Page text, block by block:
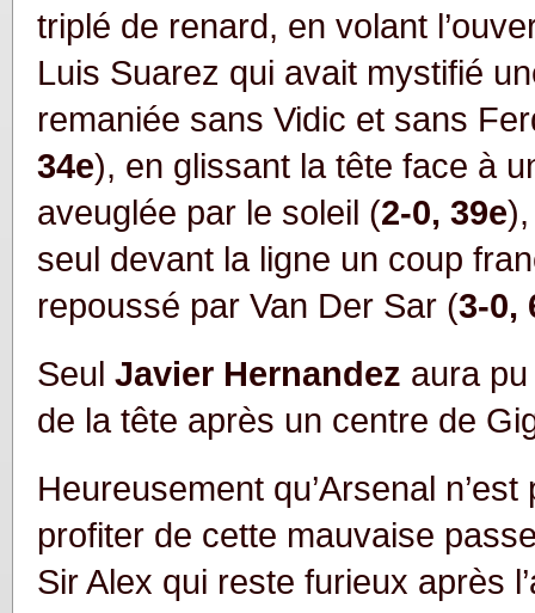
triplé de renard, en volant
Luis Suarez qui avait mystifié
remaniée sans Vidic et sans
34e), en glissant la tête face à
aveuglée par le soleil (2-0, 39e
seul devant la ligne un coup
repoussé par Van Der Sar (3-0,
Seul Javier Hernandez aura
de la tête après un centre de
Heureusement qu’Arsenal
profiter de cette mauvaise
Sir Alex qui reste furieux après